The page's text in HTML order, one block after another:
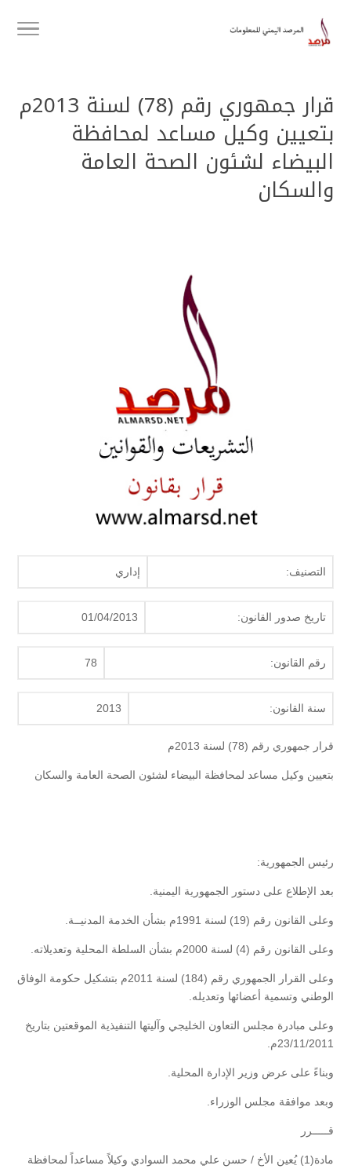
قرار جمهوري رقم (78) لسنة 2013م
بتعيين وكيل مساعد لمحافظة
البيضاء لشئون الصحة العامة
والسكان
التصنيف: إداري
تاريخ صدور القانون: 01/04/2013
رقم القانون: 78
سنة القانون: 2013
قرار جمهوري رقم (78) لسنة 2013م
بتعيين وكيل مساعد لمحافظة البيضاء لشئون الصحة العامة والسكان
رئيس الجمهورية:
بعد الإطلاع على دستور الجمهورية اليمنية.
وعلى القانون رقم (19) لسنة 1991م بشأن الخدمة المدنيــة.
وعلى القانون رقم (4) لسنة 2000م بشأن السلطة المحلية وتعديلاته.
وعلى القرار الجمهوري رقم (184) لسنة 2011م بتشكيل حكومة الوفاق
الوطني وتسمية أعضائها وتعديله.
وعلى مبادرة مجلس التعاون الخليجي وآليتها التنفيذية الموقعتين بتاريخ
23/11/2011م.
وبناءً على عرض وزير الإدارة المحلية.
وبعد موافقة مجلس الوزراء.
قـــــرر
مادة(1) يُعين الأخ / حسن علي محمد السوادي وكيلاً مساعداً لمحافظة